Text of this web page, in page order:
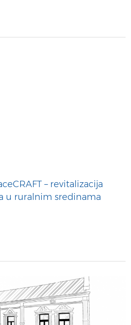
– revitalizacija
u ruralnim sredinama